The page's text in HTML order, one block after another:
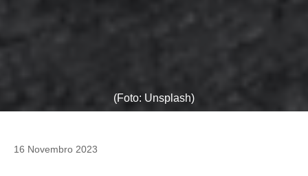
(Foto: Unsplash)
16 Novembro 2023